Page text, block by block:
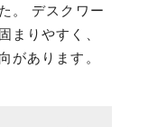
。 デスクワー
まりやすく、
があります。